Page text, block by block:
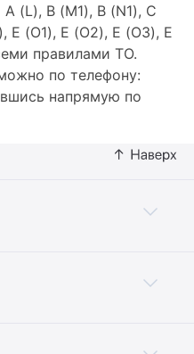
(L), B (M1), B (N1), C
(O1), E (O2), E (O3), E
правилами ТО.
по телефону:
напрямую по